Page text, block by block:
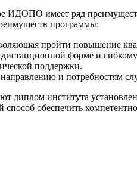
имеет ряд
программы:
пройти повышение
форме и
поддержки.
и потребностям
диплом института
обеспечить